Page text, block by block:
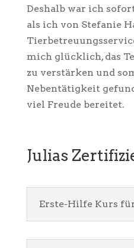
Deshalb war ich
als ich von Stefanie
mich glücklich, das
zu verstärken und
Nebentätigkeit
viel Freude bereitet.
Julias
Erste-Hilfe Kurs